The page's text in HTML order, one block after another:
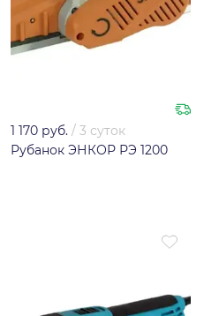
1 170 руб. / 3 суток
Рубанок ЭНКОР РЭ 1200